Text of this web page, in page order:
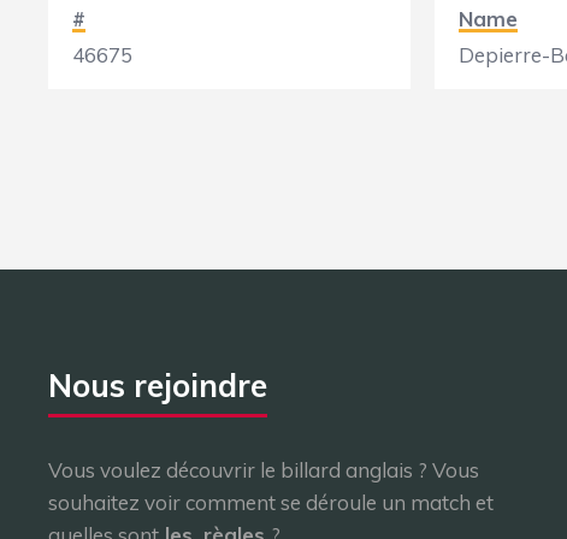
#
46675
Name
Depierre-
Nous rejoindre
Vous voulez découvrir le billard anglais ? Vous
souhaitez voir comment se déroule un match et